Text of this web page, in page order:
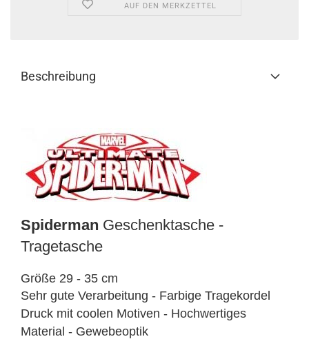
AUF DEN MERKZETTEL
Beschreibung
Spiderman Geschenktasche -
Tragetasche
Größe 29 - 35 cm
Sehr gute Verarbeitung - Farbige Tragekordel
Druck mit coolen Motiven - Hochwertiges
Material - Gewebeoptik